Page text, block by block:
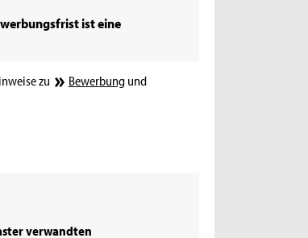
ist eine
zu Bewerbungund
verwandten